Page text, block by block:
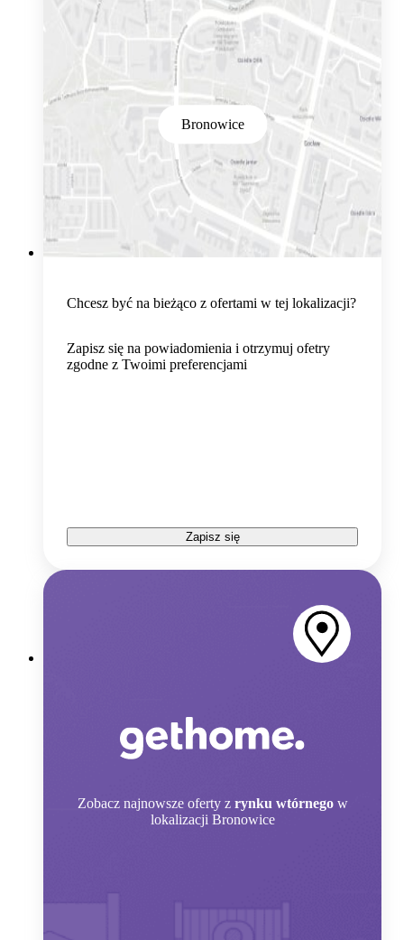
Bronowice
Chcesz być na bieżąco z ofertami w tej lokalizacji?
Zapisz się na powiadomienia i otrzymuj ofetry
zgodne z Twoimi preferencjami
Zapisz się
Zobacz najnowsze oferty z rynku wtórnego w
lokalizacji Bronowice